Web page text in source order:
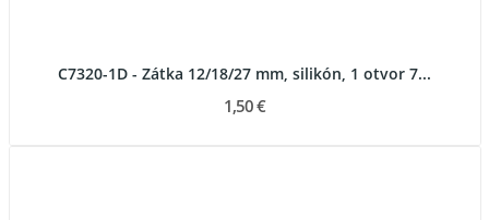
C7320-1D - Zátka 12/18/27 mm, silikón, 1 otvor 7...
1,50 €